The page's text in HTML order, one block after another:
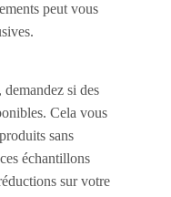
peut vous
si des
Cela vous
sans
échantillons
sur votre